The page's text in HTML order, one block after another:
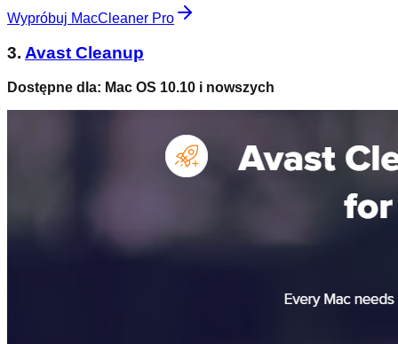
Wypróbuj MacCleaner Pro
3. Avast Cleanup
Dostępne dla: Mac OS 10.10 i nowszych